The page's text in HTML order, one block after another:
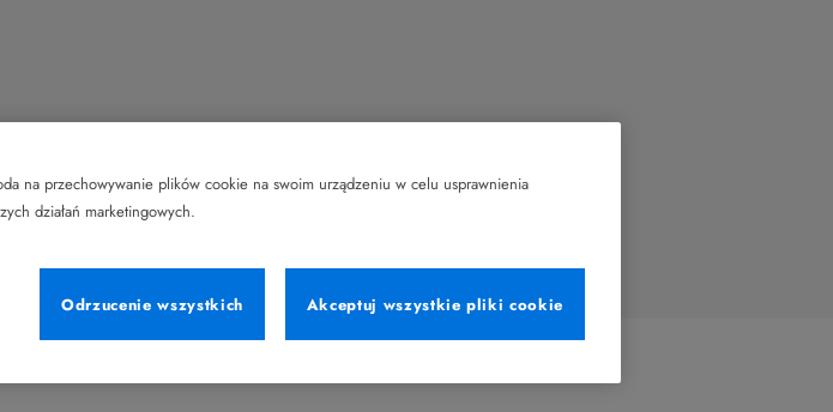
na przechowywanie plików cookie na swoim urządzeniu w celu usprawnienia
działań marketingowych.
Odrzucenie wszystkich
Akceptuj wszystkie pliki cookie